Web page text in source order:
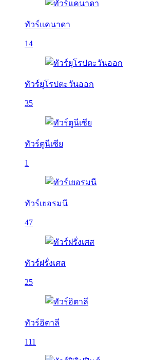
ทัวร์แคนาดา
14
ทัวร์ยุโรปตะวันออก
35
ทัวร์ตูนีเซีย
1
ทัวร์เยอรมนี
47
ทัวร์ฝรั่งเศส
25
ทัวร์อิตาลี
111